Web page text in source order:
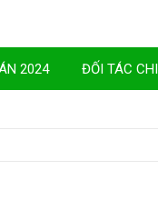
2024 ĐỐI TÁC